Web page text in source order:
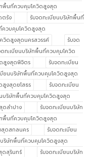
พื้นที่ควบคุมโควิดสูงสุด
ตรัง
รับจดทะเบียนบริษัทพื้นที่
ควบคุมโควิดสูงสุด
วิดสูงสุดนครสวรรค์
รับจด
ดทะเบียนบริษัทพื้นที่ควบคุมโควิด
สูงสุดพิจิตร
รับจดทะเบียน
บียนบริษัทพื้นที่ควบคุมโควิดสูงสุด
สูงสุดยโสธร
รับจดทะเบียน
นบริษัทพื้นที่ควบคุมโควิดสูงสุด
ดลำปาง
รับจดทะเบียนบริษัท
พื้นที่ควบคุมโควิดสูงสุด
สุดสกลนคร
รับจดทะเบียน
บริษัทพื้นที่ควบคุมโควิดสูงสุด
ดสุรินทร์
รับจดทะเบียนบริษัท